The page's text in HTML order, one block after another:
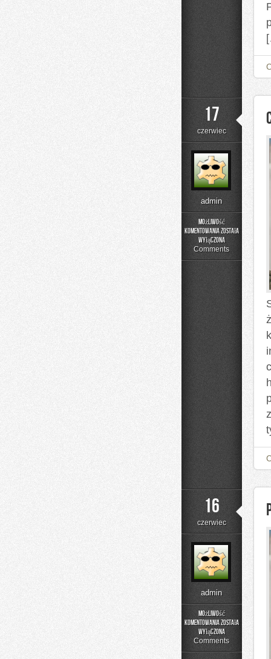
17
czerwiec
admin
Możliwość
komentowania
Czytelnicze
Artykuły
została
wyłączona
Comments
16
czerwiec
admin
Możliwość
komentowania
Poradniki
Użytkownika
została
wyłączona
Comments